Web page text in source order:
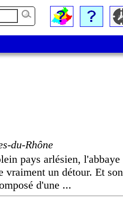
du-Rhône
pays arlésien, l'abbaye
vraiment un détour. Et son
d'une ...